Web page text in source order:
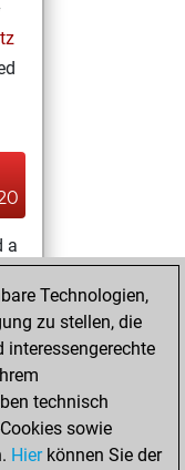
a
Technologien,
zu stellen, die
interessengerechte
technisch
sowie
Hierkönnen Sie der